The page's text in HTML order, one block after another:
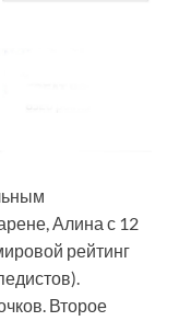
Алина с 12
рейтинг
Второе